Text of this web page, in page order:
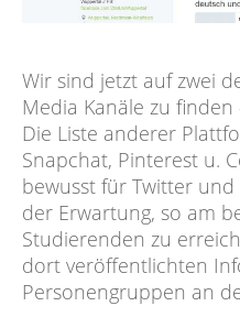
Wir sind jetzt auf zwei
Media Kanäle zu finden
Die Liste anderer
Snapchat, Pinterest u.
bewusst für Twitter
der Erwartung, so am
Studierenden zu
dort veröffentlichten
Personengruppen an